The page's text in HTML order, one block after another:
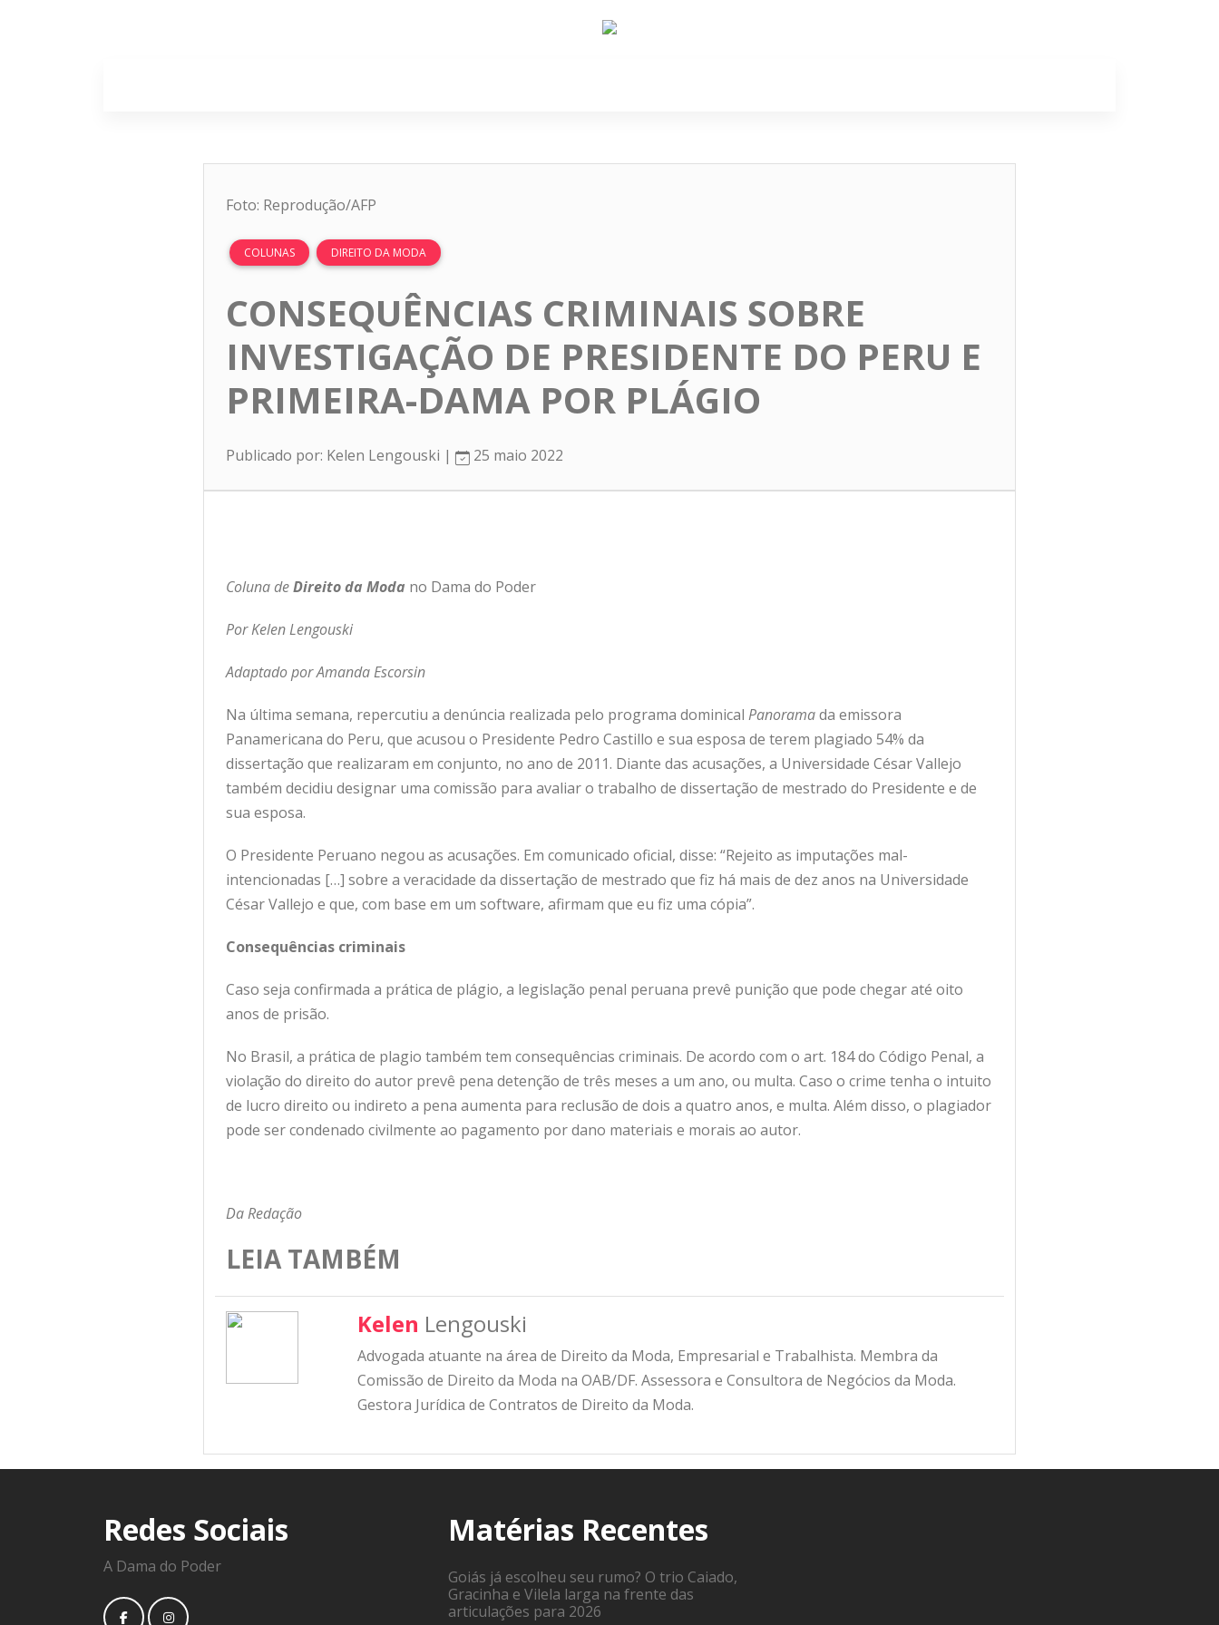
Foto: Reprodução/AFP
COLUNAS DIREITO DA MODA
CONSEQUÊNCIAS CRIMINAIS SOBRE
INVESTIGAÇÃO DE PRESIDENTE DO PERU E
PRIMEIRA-DAMA POR PLÁGIO
Publicado por: Kelen Lengouski | 25 maio 2022
Coluna deDireito da Moda no Dama do Poder
PorKelen Lengouski
Adaptado por Amanda Escorsin
Na última semana, repercutiu a denúncia realizada pelo programa dominical Panoramada emissora
Panamericana do Peru, que acusou o Presidente Pedro Castillo e sua esposa de terem plagiado 54% da
dissertação que realizaram em conjunto, no ano de 2011. Diante das acusações, a Universidade César Vallejo
também decidiu designar uma comissão para avaliar o trabalho de dissertação de mestrado do Presidente e de
sua esposa.
O Presidente Peruano negou as acusações. Em comunicado oficial, disse: “Rejeito as imputações mal-
intencionadas […] sobre a veracidade da dissertação de mestrado que fiz há mais de dez anos na Universidade
César Vallejo e que, com base em um software, afirmam que eu fiz uma cópia”.
Consequências criminais
Caso seja confirmada a prática de plágio, a legislação penal peruana prevê punição que pode chegar até oito
anos de prisão.
No Brasil, a prática de plagio também tem consequências criminais. De acordo com o art. 184 do Código Penal, a
violação do direito do autor prevê pena detenção de três meses a um ano, ou multa. Caso o crime tenha o intuito
de lucro direito ou indireto a pena aumenta para reclusão de dois a quatro anos, e multa. Além disso, o plagiador
pode ser condenado civilmente ao pagamento por dano materiais e morais ao autor.
Da Redação
LEIA TAMBÉM
Kelen Lengouski
Advogada atuante na área de Direito da Moda, Empresarial e Trabalhista. Membra da
Comissão de Direito da Moda na OAB/DF. Assessora e Consultora de Negócios da Moda.
Gestora Jurídica de Contratos de Direito da Moda.
Redes Sociais
A Dama do Poder
Matérias Recentes
Goiás já escolheu seu rumo? O trio Caiado,
Gracinha e Vilela larga na frente das
articulações para 2026